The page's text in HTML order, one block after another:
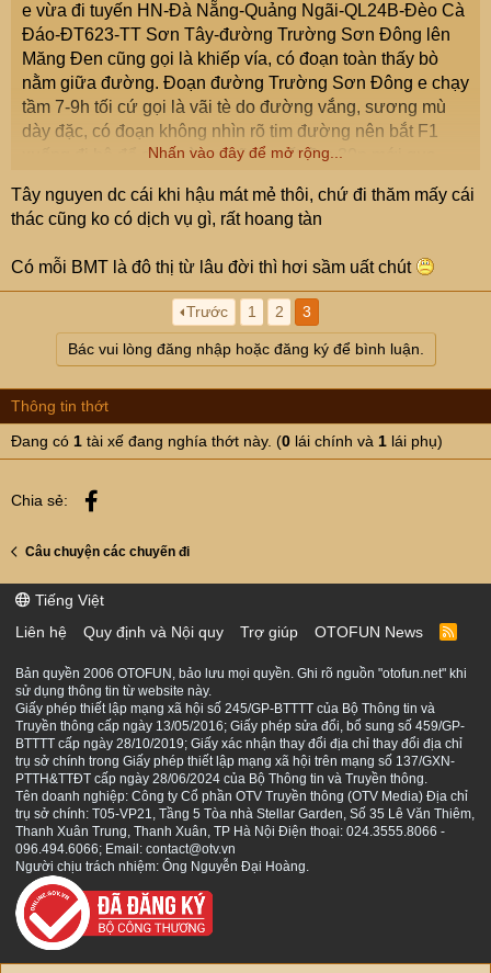
e vừa đi tuyến HN-Đà Nẵng-Quảng Ngãi-QL24B-Đèo Cà
Đáo-ĐT623-TT Sơn Tây-đường Trường Sơn Đông lên
Măng Đen cũng gọi là khiếp vía, có đoạn toàn thấy bò
nằm giữa đường. Đoạn đường Trường Sơn Đông e chạy
tầm 7-9h tối cứ gọi là vãi tè do đường vắng, sương mù
dày đặc, có đoạn không nhìn rõ tim đường nên bắt F1
xuống đi bộ để dò đường (cũng mất tầm 30p mới qua
Nhấn vào đây để mở rộng...
Tây nguyen dc cái khi hậu mát mẻ thôi, chứ đi thăm mấy cái
thác cũng ko có dịch vụ gì, rất hoang tàn
Có mỗi BMT là đô thị từ lâu đời thì hơi sầm uất chút
Trước 1 2 3
Bác vui lòng đăng nhập hoặc đăng ký để bình luận.
Thông tin thớt
Đang có 1 tài xế đang nghía thớt này. (0 lái chính và 1 lái phụ)
Chia sẻ:
Câu chuyện các chuyến đi
Tiếng Việt
Liên hệ
Quy định và Nội quy Trợ giúp OTOFUN News
R
S
Bản quyền 2006 OTOFUN, bảo lưu mọi quyền. Ghi rõ nguồn "otofun.net" khi
sử dụng thông tin từ website này.
Giấy phép thiết lập mạng xã hội số 245/GP-BTTTT của Bộ Thông tin và
Truyền thông cấp ngày 13/05/2016; Giấy phép sửa đổi, bổ sung số 459/GP-
BTTTT cấp ngày 28/10/2019; Giấy xác nhận thay đổi địa chỉ thay đổi địa chỉ
trụ sở chính trong Giấy phép thiết lập mạng xã hội trên mạng số 137/GXN-
PTTH&TTĐT cấp ngày 28/06/2024 của Bộ Thông tin và Truyền thông.
Tên doanh nghiệp: Công ty Cổ phần OTV Truyền thông (OTV Media) Địa chỉ
trụ sở chính: T05-VP21, Tầng 5 Tòa nhà Stellar Garden, Số 35 Lê Văn Thiêm,
Thanh Xuân Trung, Thanh Xuân, TP Hà Nội Điện thoại: 024.3555.8066 -
096.494.6066; Email: contact@otv.vn
Người chịu trách nhiệm: Ông Nguyễn Đại Hoàng.